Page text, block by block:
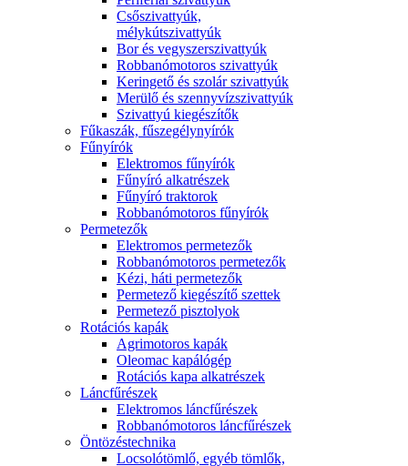
Csőszivattyúk,
mélykútszivattyúk
Bor és vegyszerszivattyúk
Robbanómotoros szivattyúk
Keringető és szolár szivattyúk
Merülő és szennyvízszivattyúk
Szivattyú kiegészítők
Fűkaszák, fűszegélynyírók
Fűnyírók
Elektromos fűnyírók
Fűnyíró alkatrészek
Fűnyíró traktorok
Robbanómotoros fűnyírók
Permetezők
Elektromos permetezők
Robbanómotoros permetezők
Kézi, háti permetezők
Permetező kiegészítő szettek
Permetező pisztolyok
Rotációs kapák
Agrimotoros kapák
Oleomac kapálógép
Rotációs kapa alkatrészek
Láncfűrészek
Elektromos láncfűrészek
Robbanómotoros láncfűrészek
Öntözéstechnika
Locsolótömlő, egyéb tömlők,